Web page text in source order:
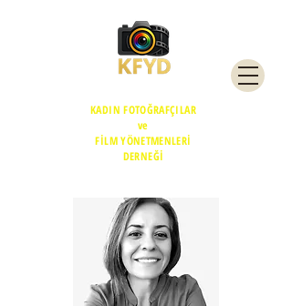
KADIN FOTOĞRAFÇILAR
ve
FİLM YÖNETMENLERİ
DERNEĞİ